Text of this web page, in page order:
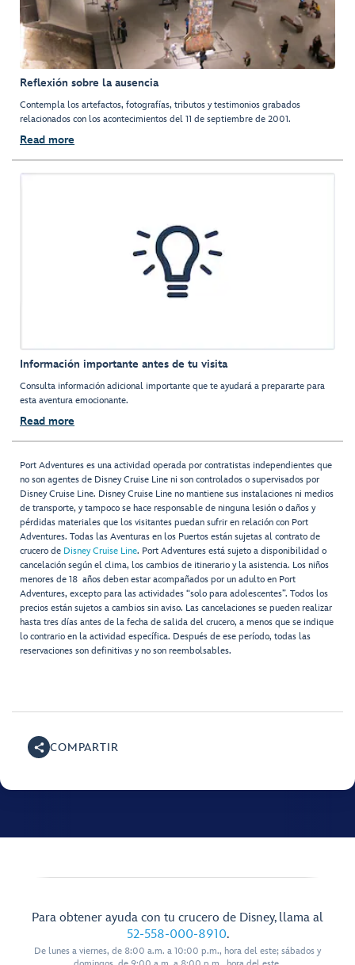
Reflexión sobre la ausencia
Contempla los artefactos, fotografías, tributos y testimonios grabados
relacionados con los acontecimientos del 11 de septiembre de 2001.
Read more
Información importante antes de tu visita
Consulta información adicional importante que te ayudará a prepararte para
esta aventura emocionante.
Read more
Port Adventures es una actividad operada por contratistas independientes que
no son agentes de Disney Cruise Line ni son controlados o supervisados por
Disney Cruise Line. Disney Cruise Line no mantiene sus instalaciones ni medios
de transporte, y tampoco se hace responsable de ninguna lesión o daños y
pérdidas materiales que los visitantes puedan sufrir en relación con Port
Adventures. Todas las Aventuras en los Puertos están sujetas al contrato de
crucero de Disney Cruise Line. Port Adventures está sujeto a disponibilidad o
cancelación según el clima, los cambios de itinerario y la asistencia. Los niños
menores de 18 años deben estar acompañados por un adulto en Port
Adventures, excepto para las actividades “solo para adolescentes”. Todos los
precios están sujetos a cambios sin aviso. Las cancelaciones se pueden realizar
hasta tres días antes de la fecha de salida del crucero, a menos que se indique
lo contrario en la actividad específica. Después de ese período, todas las
reservaciones son definitivas y no son reembolsables.
COMPARTIR
Para obtener ayuda con tu crucero de Disney, llama al
52-558-000-8910.
De lunes a viernes, de 8:00 a.m. a 10:00 p.m., hora del este; sábados y